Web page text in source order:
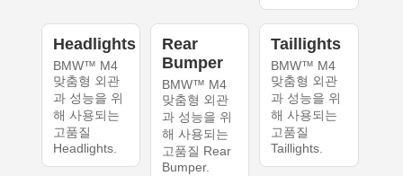
Headlights
BMW™ M4
맞춤형 외관
과 성능을 위
해 사용되는
고품질
Headlights.
Rear
Bumper
BMW™ M4
맞춤형 외관
과 성능을 위
해 사용되는
고품질 Rear
Bumper.
Taillights
BMW™ M4
맞춤형 외관
과 성능을 위
해 사용되는
고품질
Taillights.